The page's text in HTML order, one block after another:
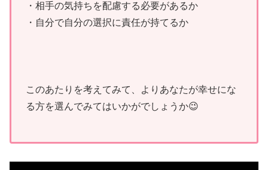
・相手の気持ちを配慮する必要があるか
・自分で自分の選択に責任が持てるか
このあたりを考えてみて、よりあなたが幸せにな
る方を選んでみてはいかがでしょうか😉